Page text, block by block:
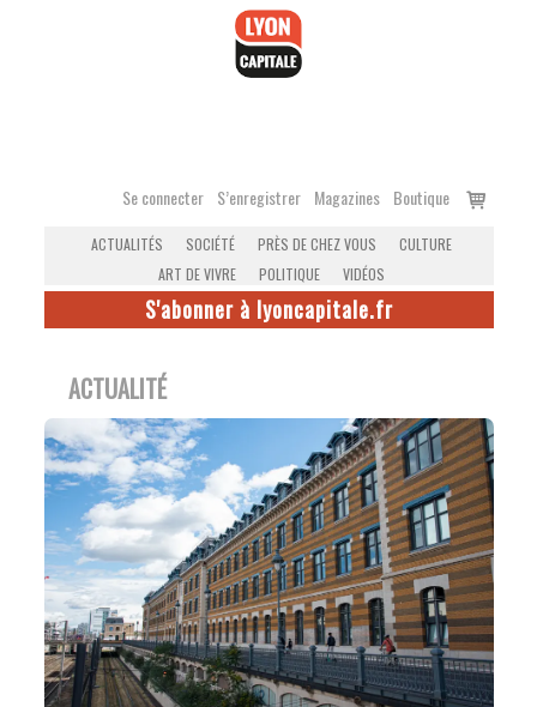
Se connecter S’enregistrer Magazines Boutique
Voir
ACTUALITÉS SOCIÉTÉ PRÈS DE CHEZ VOUS
CULTURE
ART DE VIVRE
POLITIQUE VIDÉOS
S'abonner à lyoncapitale.fr
ACTUALITÉ